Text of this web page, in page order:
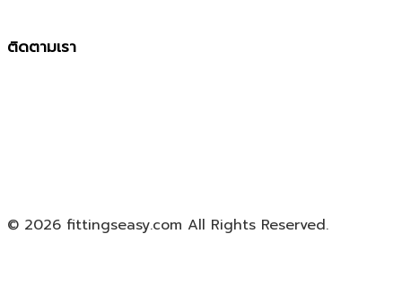
ติดตามเรา
© 2026 fittingseasy.com All Rights Reserved.